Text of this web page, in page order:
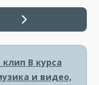
клип В курса
и видео,